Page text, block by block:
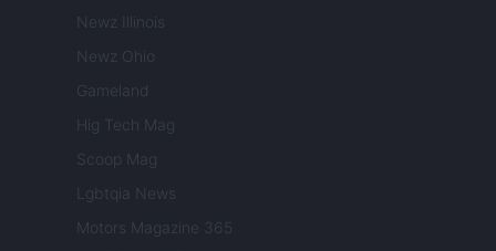
Newz Illinois
Newz Ohio
Gameland
Hig Tech Mag
Scoop Mag
Lgbtqia News
Motors Magazine 365